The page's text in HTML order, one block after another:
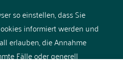
so einstellen, dass Sie
informiert werden und
erlauben, die Annahme
Fälle oder generell